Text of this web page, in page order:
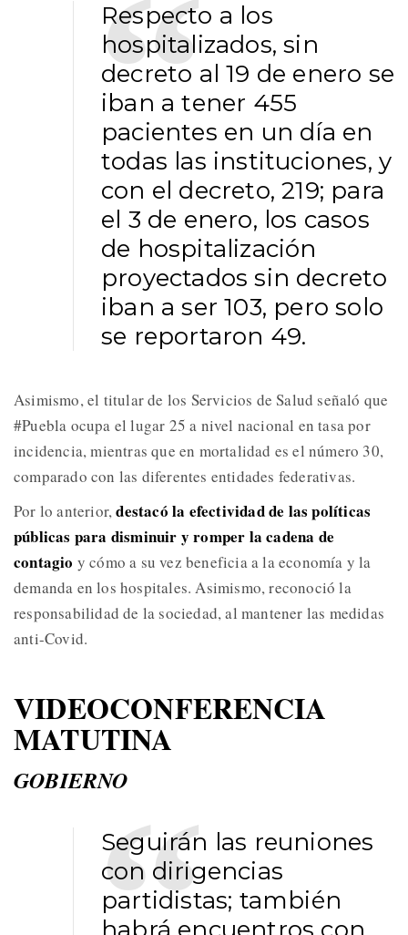
Respecto a los
hospitalizados, sin
decreto al 19 de enero se
iban a tener 455
pacientes en un día en
todas las instituciones, y
con el decreto, 219; para
el 3 de enero, los casos
de hospitalización
proyectados sin decreto
iban a ser 103, pero solo
se reportaron 49.
Asimismo, el titular de los Servicios de Salud señaló que
#Puebla ocupa el lugar 25 a nivel nacional en tasa por
incidencia, mientras que en mortalidad es el número 30,
comparado con las diferentes entidades federativas.
Por lo anterior,destacó la efectividad de las políticas
públicas para disminuir y romper la cadena de
contagio y cómo a su vez beneficia a la economía y la
demanda en los hospitales. Asimismo, reconoció la
responsabilidad de la sociedad, al mantener las medidas
anti-Covid.
VIDEOCONFERENCIA
MATUTINA
GOBIERNO
Seguirán las reuniones
con dirigencias
partidistas; también